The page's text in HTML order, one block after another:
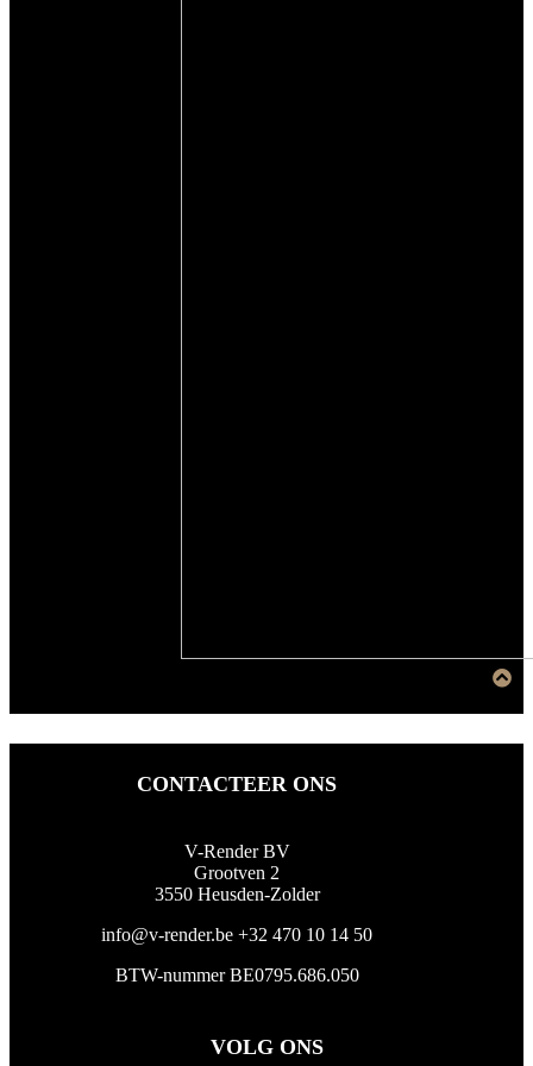
CONTACTEER ONS
V-Render BV
Grootven 2
3550 Heusden-Zolder
info@v-render.be +32 470 10 14 50
BTW-nummer BE0795.686.050
VOLG ONS